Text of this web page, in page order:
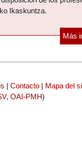
Ikaskuntza.
Más
| Contacto | Mapa del
, OAI-PMH)